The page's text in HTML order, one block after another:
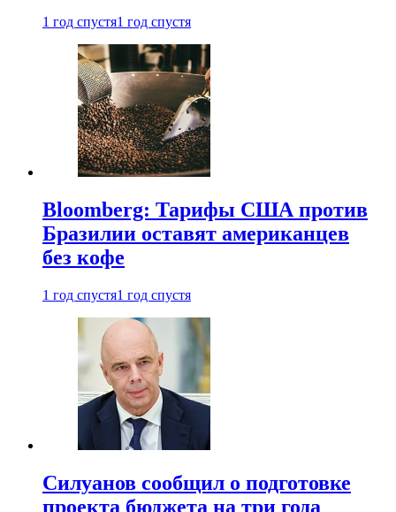
1 год спустя1 год спустя
Bloomberg: Тарифы США против
Бразилии оставят американцев
без кофе
1 год спустя1 год спустя
Силуанов сообщил о подготовке
проекта бюджета на три года